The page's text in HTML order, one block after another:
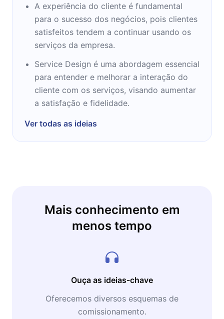
A experiência do cliente é fundamental
para o sucesso dos negócios, pois clientes
satisfeitos tendem a continuar usando os
serviços da empresa.
Service Design é uma abordagem essencial
para entender e melhorar a interação do
cliente com os serviços, visando aumentar
a satisfação e fidelidade.
Ver todas as ideias
Mais conhecimento em
menos tempo
Ouça as ideias-chave
Oferecemos diversos esquemas de
comissionamento.